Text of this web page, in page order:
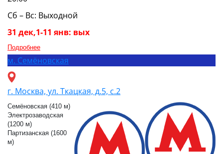
Сб – Вс: Выходной
31 дек,1-11 янв: вых
Подробнее
м. Семёновская
г. Москва, ул. Ткацкая, д.5, с.2
Семёновская (410 м)
Электрозаводская
(1200 м)
Партизанская (1600
м)